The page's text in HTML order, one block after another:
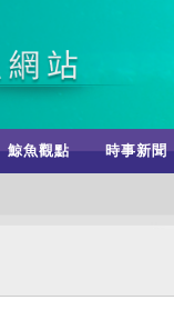
鯨魚觀點 時事新聞